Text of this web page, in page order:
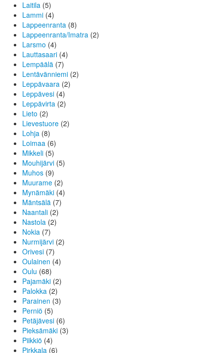
Laitila (5)
Lammi (4)
Lappeenranta (8)
Lappeenranta/Imatra (2)
Larsmo (4)
Lauttasaari (4)
Lempäälä (7)
Lentävänniemi (2)
Leppävaara (2)
Leppävesi (4)
Leppävirta (2)
Lieto (2)
Lievestuore (2)
Lohja (8)
Loimaa (6)
Mikkeli (5)
Mouhijärvi (5)
Muhos (9)
Muurame (2)
Mynämäki (4)
Mäntsälä (7)
Naantali (2)
Nastola (2)
Nokia (7)
Nurmijärvi (2)
Orivesi (7)
Oulainen (4)
Oulu (68)
Pajamäki (2)
Palokka (2)
Parainen (3)
Perniö (5)
Petäjävesi (6)
Pieksämäki (3)
Piikkiö (4)
Pirkkala (6)